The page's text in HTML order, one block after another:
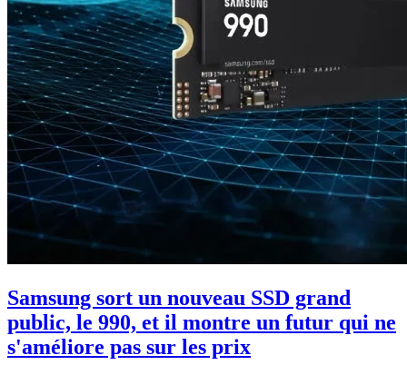
Samsung sort un nouveau SSD grand
public, le 990, et il montre un futur qui ne
s'améliore pas sur les prix